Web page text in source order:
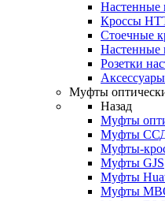
Настенные
Кроссы
Стоечные
Настенные
Розетки
Муфты
Назад
Муфты
Муфты
Муфты-
Муфты GJS
Муфты
Муфты